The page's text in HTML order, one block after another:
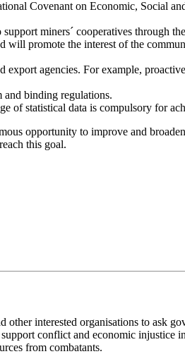
Covenant on Economic, Social
miners´ cooperatives through
will promote the interest of the
export agencies. For example,
and binding regulations.
of statistical data is compulsory for
opportunity to improve and
this goal.
interested organisations to ask
conflict and economic
from combatants.